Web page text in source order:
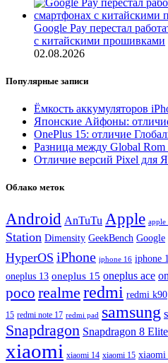
Google Pay перестал
с китайскими прошивками
02.08.2026
Популярные записи
Ёмкость аккумуляторов
Японские Айфоны:
OnePlus 15: отличие
Разница между Global Rom
Отличие версий Pixel для
Облако меток
Android AnTuTu Apple apple
Station Dimensity GeekBench Google
HyperOS iPhone iphone 16 iphone
oneplus 13 oneplus 15 oneplus ace
poco realme redmi redmi k90
15 redmi note 17 redmi pad samsung
Snapdragon Snapdragon 8 Elite
xiaomi xiaomi 14 xiaomi 15 xiaomi